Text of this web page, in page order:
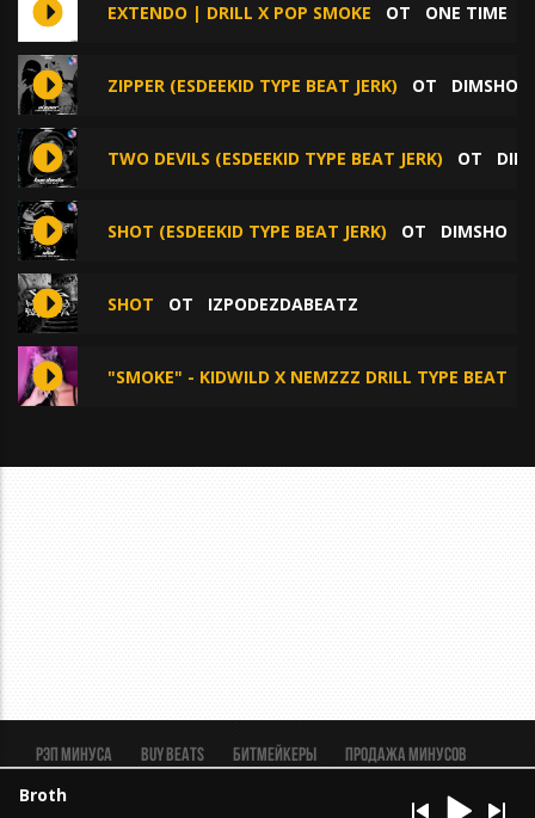
EXTENDO | DRILL X POP SMOKE ОТ ONE TIME
ZIPPER (ESDEEKID TYPE BEAT JERK) ОТ DIMSHO
TWO DEVILS (ESDEEKID TYPE BEAT JERK) ОТ
SHOT (ESDEEKID TYPE BEAT JERK) ОТ DIMSHO
SHOT ОТ IZPODEZDABEATZ
"SMOKE" - KIDWILD X NEMZZZ DRILL TYPE BEAT
Broth
Рэп минуса BUY BEATS Битмейкеры
Продажа минусов
Рэп биты